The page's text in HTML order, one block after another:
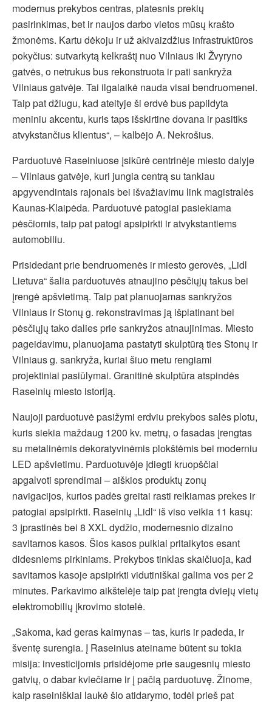
modernus prekybos centras, platesnis prekių
pasirinkimas, bet ir naujos darbo vietos mūsų krašto
žmonėms. Kartu dėkoju ir už akivaizdžius infrastruktūros
pokyčius: sutvarkytą kelkraštį nuo Vilniaus iki Žvyryno
gatvės, o netrukus bus rekonstruota ir pati sankryža
Vilniaus gatvėje. Tai ilgalaikė nauda visai bendruomenei.
Taip pat džiugu, kad ateityje ši erdvė bus papildyta
meniniu akcentu, kuris taps išskirtine dovana ir pasitiks
atvykstančius klientus“, – kalbėjo A. Nekrošius.
Parduotuvė Raseiniuose įsikūrė centrinėje miesto dalyje
– Vilniaus gatvėje, kuri jungia centrą su tankiau
apgyvendintais rajonais bei išvažiavimu link magistralės
Kaunas-Klaipėda. Parduotuvė patogiai pasiekiama
pėsčiomis, taip pat patogi apsipirkti ir atvykstantiems
automobiliu.
Prisidedant prie bendruomenės ir miesto gerovės, „Lidl
Lietuva“ šalia parduotuvės atnaujino pėsčiųjų takus bei
įrengė apšvietimą. Taip pat planuojamas sankryžos
Vilniaus ir Stonų g. rekonstravimas ją išplatinant bei
pėsčiųjų tako dalies prie sankryžos atnaujinimas. Miesto
pageidavimu, planuojama pastatyti skulptūrą ties Stonų ir
Vilniaus g. sankryža, kuriai šiuo metu rengiami
projektiniai pasiūlymai. Granitinė skulptūra atspindės
Raseinių miesto istoriją.
Naujoji parduotuvė pasižymi erdviu prekybos salės plotu,
kuris siekia maždaug 1200 kv. metrų, o fasadas įrengtas
su metalinėmis dekoratyvinėmis plokštėmis bei moderniu
LED apšvietimu. Parduotuvėje įdiegti kruopščiai
apgalvoti sprendimai – aiškios produktų zonų
navigacijos, kurios padės greitai rasti reikiamas prekes ir
patogiai apsipirkti. Raseinių „Lidl“ iš viso veikia 11 kasų:
3 įprastinės bei 8 XXL dydžio, modernesnio dizaino
savitarnos kasos. Šios kasos puikiai pritaikytos esant
didesniems pirkiniams. Prekybos tinklas skaičiuoja, kad
savitarnos kasoje apsipirkti vidutiniškai galima vos per 2
minutes. Parkavimo aikštelėje taip pat įrengta dviejų vietų
elektromobilių įkrovimo stotelė.
„Sakoma, kad geras kaimynas – tas, kuris ir padeda, ir
šventę surengia. Į Raseinius ateiname būtent su tokia
misija: investicijomis prisidėjome prie saugesnių miesto
gatvių, o dabar kviečiame ir į pačią parduotuvę. Žinome,
kaip raseiniškiai laukė šio atidarymo, todėl prieš pat